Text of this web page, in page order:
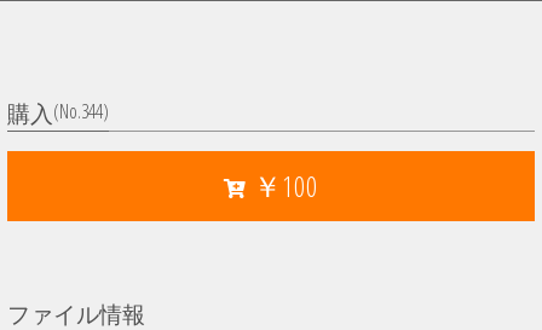
購入 (No.344)
￥100
ファイル情報